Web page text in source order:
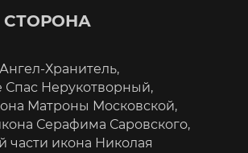
Хранитель,
Спас Нерукотворный,
Матроны Московской,
Серафима Саровского,
части икона Николая